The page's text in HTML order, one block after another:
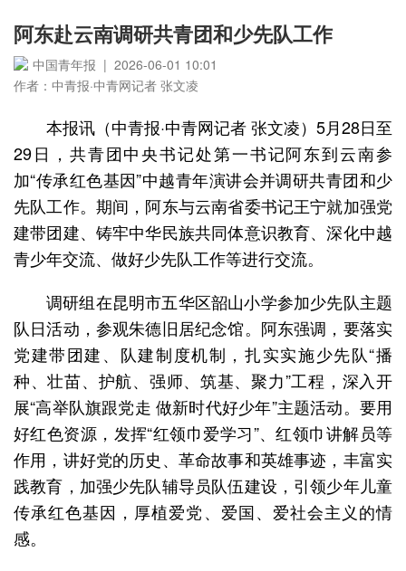
阿东赴云南调研共青团和少先队工作
中国青年报 | 2026-06-01 10:01
作者：中青报·中青网记者 张文凌
本报讯（中青报·中青网记者 张文凌）5月28日至
29日，共青团中央书记处第一书记阿东到云南参
加“传承红色基因”中越青年演讲会并调研共青团和少
先队工作。期间，阿东与云南省委书记王宁就加强党
建带团建、铸牢中华民族共同体意识教育、深化中越
青少年交流、做好少先队工作等进行交流。
调研组在昆明市五华区韶山小学参加少先队主题
队日活动，参观朱德旧居纪念馆。阿东强调，要落实
党建带团建、队建制度机制，扎实实施少先队“播
种、壮苗、护航、强师、筑基、聚力”工程，深入开
展“高举队旗跟党走 做新时代好少年”主题活动。要用
好红色资源，发挥“红领巾爱学习”、红领巾讲解员等
作用，讲好党的历史、革命故事和英雄事迹，丰富实
践教育，加强少先队辅导员队伍建设，引领少年儿童
传承红色基因，厚植爱党、爱国、爱社会主义的情
感。